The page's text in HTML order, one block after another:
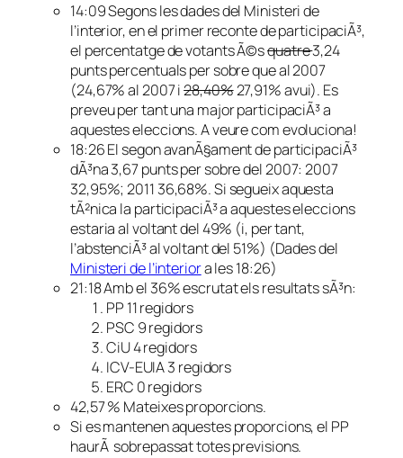
14:09 Segons les dades del Ministeri de
l’interior, en el primer reconte de participaciÃ³,
el percentatge de votants Ã©squatre3,24
punts percentuals per sobre que al 2007
(24,67% al 2007 i28,40%27,91% avui). Es
preveu per tant una major participaciÃ³ a
aquestes eleccions. A veure com evoluciona!
18:26 El segon avanÃ§ament de participaciÃ³
dÃ³na 3,67 punts per sobre del 2007: 2007
32,95%; 2011 36,68%. Si segueix aquesta
tÃ²nica la participaciÃ³ a aquestes eleccions
estaria al voltant del 49% (i, per tant,
l’abstenciÃ³ al voltant del 51%) (Dades del
Ministeri de l’interiora les 18:26)
21:18 Amb el 36% escrutat els resultats sÃ³n:
PP 11 regidors
PSC 9 regidors
CiU 4 regidors
ICV-EUIA 3 regidors
ERC 0 regidors
42,57 % Mateixes proporcions.
Si es mantenen aquestes proporcions, el PP
haurÃ sobrepassat totes previsions.